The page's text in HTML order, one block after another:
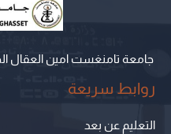
جامعة تامنغست امين العقال
روابط سريعة
التعليم عن بعد